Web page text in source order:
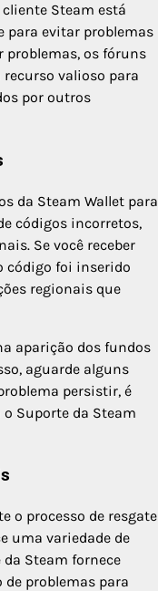
Steam está
para evitar problemas
problemas, os fóruns
valioso para
por outros
da Steam Wallet para
códigos incorretos,
Se você receber
código foi inserido
regionais que
aparição dos fundos
aguarde alguns
persistir, é
Suporte da Steam
o processo de resgate
uma variedade de
da Steam fornece
de problemas para